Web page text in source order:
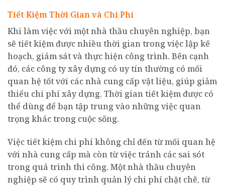
Tiết Kiệm Thời Gian và Chi Phí
Khi làm việc với một nhà thầu chuyên nghiệp, bạn
sẽ tiết kiệm được nhiều thời gian trong việc lập kế
hoạch, giám sát và thực hiện công trình. Bên cạnh
đó, các công ty xây dựng có uy tín thường có mối
quan hệ tốt với các nhà cung cấp vật liệu, giúp giảm
thiểu chi phí xây dựng. Thời gian tiết kiệm được có
thể dùng để bạn tập trung vào những việc quan
trọng khác trong cuộc sống.
Việc tiết kiệm chi phí không chỉ đến từ mối quan hệ
với nhà cung cấp mà còn từ việc tránh các sai sót
trong quá trình thi công. Một nhà thầu chuyên
nghiệp sẽ có quy trình quản lý chi phí chặt chẽ, từ